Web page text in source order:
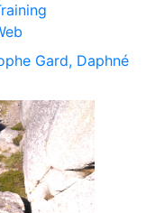
Gard, Daphné